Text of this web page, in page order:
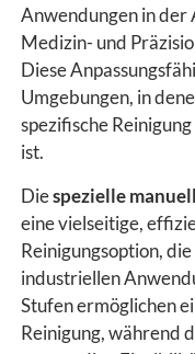
Anwendungen in der
Medizin- und
Diese
Umgebungen, in
spezifische
ist.
Diespezielle
eine vielseitige,
Reinigungsoption,
industriellen
Stufen ermöglichen
Reinigung, während